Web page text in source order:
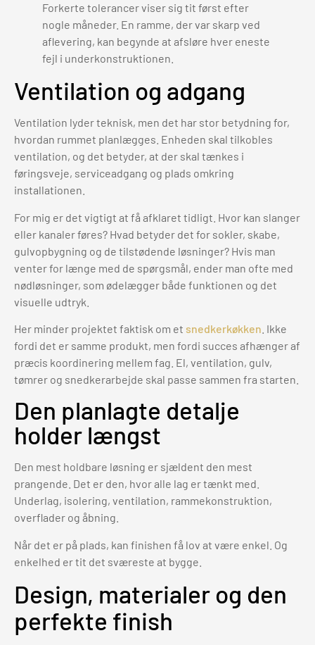
Forkerte tolerancer viser sig tit først efter
nogle måneder. En ramme, der var skarp ved
aflevering, kan begynde at afsløre hver eneste
fejl i underkonstruktionen.
Ventilation og adgang
Ventilation lyder teknisk, men det har stor betydning for,
hvordan rummet planlægges. Enheden skal tilkobles
ventilation, og det betyder, at der skal tænkes i
føringsveje, serviceadgang og plads omkring
installationen.
For mig er det vigtigt at få afklaret tidligt. Hvor kan slanger
eller kanaler føres? Hvad betyder det for sokler, skabe,
gulvopbygning og de tilstødende løsninger? Hvis man
venter for længe med de spørgsmål, ender man ofte med
nødløsninger, som ødelægger både funktionen og det
visuelle udtryk.
Her minder projektet faktisk om et snedkerkøkken . Ikke
fordi det er samme produkt, men fordi succes afhænger af
præcis koordinering mellem fag. El, ventilation, gulv,
tømrer og snedkerarbejde skal passe sammen fra starten.
Den planlagte detalje
holder længst
Den mest holdbare løsning er sjældent den mest
prangende. Det er den, hvor alle lag er tænkt med.
Underlag, isolering, ventilation, rammekonstruktion,
overflader og åbning.
Når det er på plads, kan finishen få lov at være enkel. Og
enkelhed er tit det sværeste at bygge.
Design, materialer og den
perfekte finish